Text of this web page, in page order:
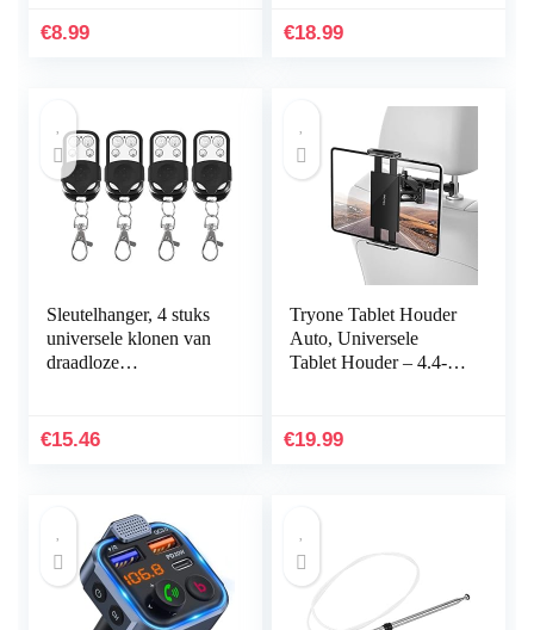
Kit)
€8.99
dual USB-lader 5 V…
€18.99
Sleutelhanger, 4 stuks
universele klonen van
draadloze
auto‘s, garagedeuren,
€15.46
Tryone Tablet Houder
Auto, Universele
Tablet Houder – 4.4-11
voor iPad iPhone…
€19.99